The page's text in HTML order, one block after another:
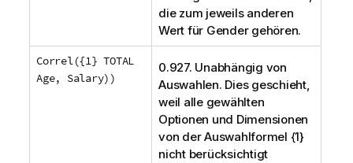
die zum jeweils anderen
Wert für Gendergehören.
Correl({1} TOTAL
Age, Salary))
0.927. Unabhängig von
Auswahlen. Dies geschieht,
weil alle gewählten
Optionen und Dimensionen
von der Auswahlformel {1}
nicht berücksichtigt